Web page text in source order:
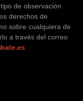
de observación
derechos de
sobre cualquiera de
a través del correo